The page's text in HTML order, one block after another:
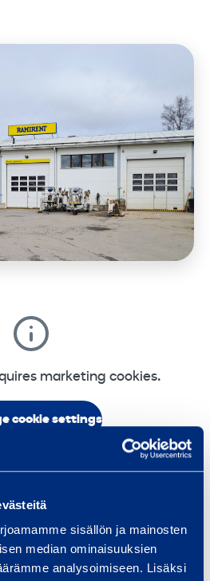
sisällön ja mainosten
median ominaisuuksien
analysoimiseen. Lisäksi
marketing cookies.
cookie settings
service! We have